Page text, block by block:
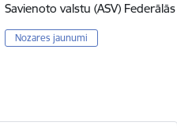
Savienoto valstu (ASV)
Nozares jaunumi